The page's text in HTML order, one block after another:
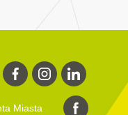
Miasta